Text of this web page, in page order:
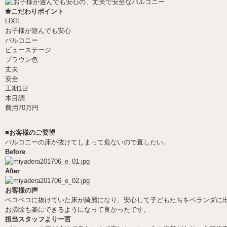
こだわりポイント
LIXIL
お子様が遊んでも安心
バルコニー
ビューステージ
ブラウン色
丈夫
安全
工期1日
木目調
費用70万円
■お客様のご要望
バルコニーの床が抜けてしまって危ないので直したい。
Before
After
お客様の声
ベコベコに抜けていた床が綺麗になり、安心して子どもたちをベランダに
お掃除も楽にできるようになって良かったです。
担当スタッフより一言